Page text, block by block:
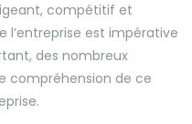
compétitif et
l’entreprise est impérative
des nombreux
compréhension de ce